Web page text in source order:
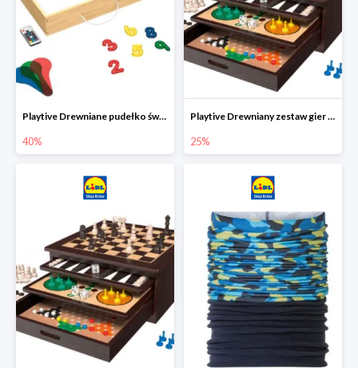
Playtive Drewniane pudełko świetlne MONTESSORI
40%
Playtive Drewniany zestaw gier 10 w 1
25%